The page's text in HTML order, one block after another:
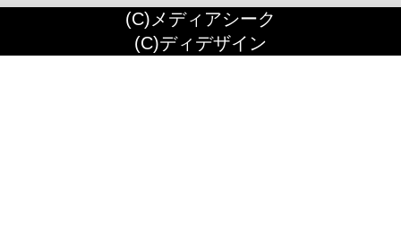
(C)メディアシーク
(C)ディデザイン